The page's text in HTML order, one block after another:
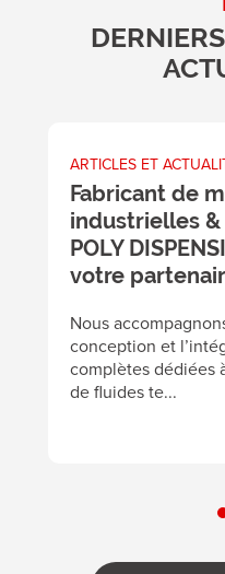
ARTICLES ET
Fabricant de
industrielles
POLY
votre
Nous
conception et
complètes dédiées
de fluides te...